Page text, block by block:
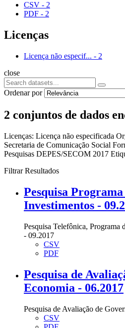
CSV - 2
PDF - 2
Licenças
Licença não especif... - 2
close
Ordenar por
2 conjuntos de dados
Licenças: Licença não especificada
Secretaria de Comunicação Social
Pesquisas DEPES/SECOM 2017
Filtrar Resultados
Pesquisa
Investimentos -
Pesquisa Telefônica, Programa
- 09.2017
CSV
PDF
Pesquisa de
Economia - 06.2017
Pesquisa de Avaliação de
CSV